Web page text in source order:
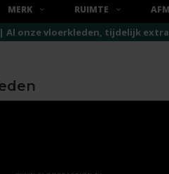
MERK RUIMTE
onze vloerkleden, tijdelijk